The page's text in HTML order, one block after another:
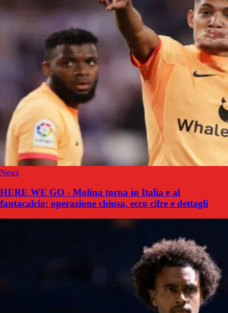
News
HERE WE GO - Molina torna in Italia e al
fantacalcio: operazione chiusa, ecco cifre e dettagli